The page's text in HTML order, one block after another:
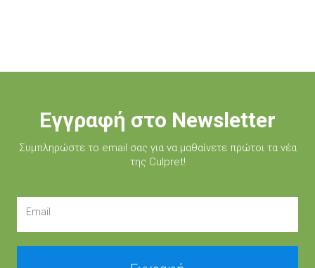
Εγγραφή στο Newsletter
Συμπληρώστε τo email σας για να μαθαίνετε πρώτοι τα νέα
της Culpret!
Email